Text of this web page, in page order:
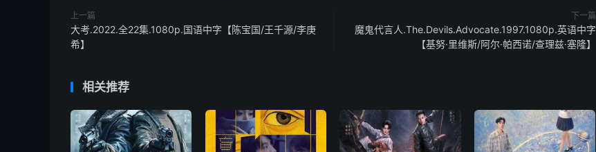
上一篇
大考.2022.全22集.1080p.国语中字【陈宝国/王千源/李庚
希】
下一篇
魔鬼代言人.The.Devils.Advocate.1997.1080p.英语中字
【基努·里维斯/阿尔·帕西诺/查理兹·塞隆】
相关推荐